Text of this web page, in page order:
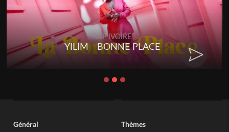
RAP IVOIRE
RENARD BARAKISSA - DOS DE
CHAT
Général Thèmes